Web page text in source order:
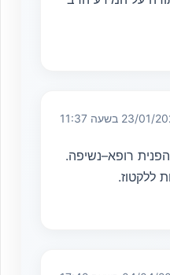
2026 בשעה 11:37
רופא–נשיפה.
ללקטוז.